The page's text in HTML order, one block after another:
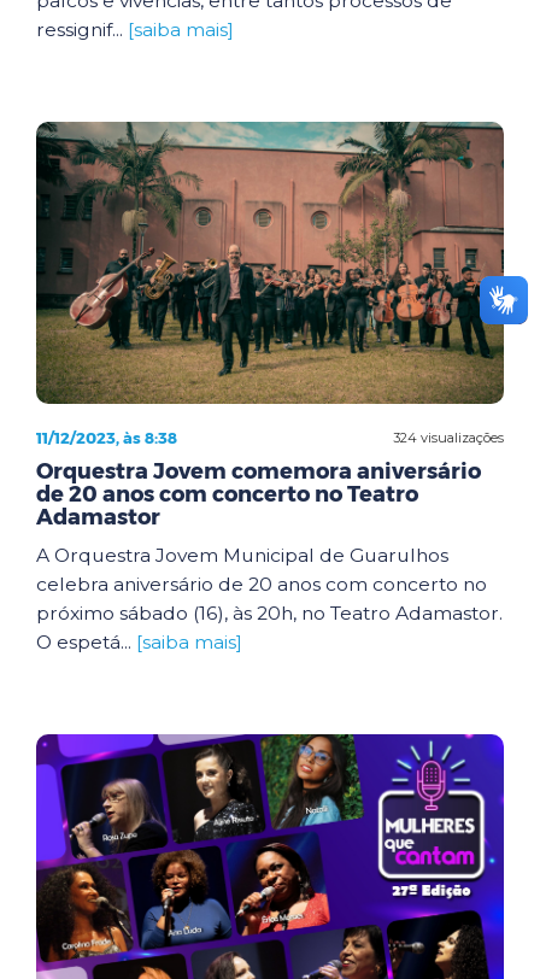
ressignif... [saiba mais]
324 visualizações
11/12/2023, às 8:38
Orquestra Jovem comemora aniversário
de 20 anos com concerto no Teatro
Adamastor
A Orquestra Jovem Municipal de Guarulhos
celebra aniversário de 20 anos com concerto no
próximo sábado (16), às 20h, no Teatro Adamastor.
O espetá... [saiba mais]